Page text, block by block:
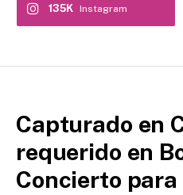
Instagram
135K
Capturado en
requerido en
Concierto